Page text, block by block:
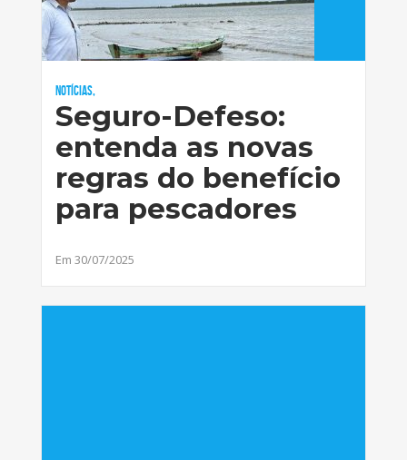
Notícias,
Seguro-Defeso:
entenda as novas
regras do benefício
para pescadores
Em 30/07/2025